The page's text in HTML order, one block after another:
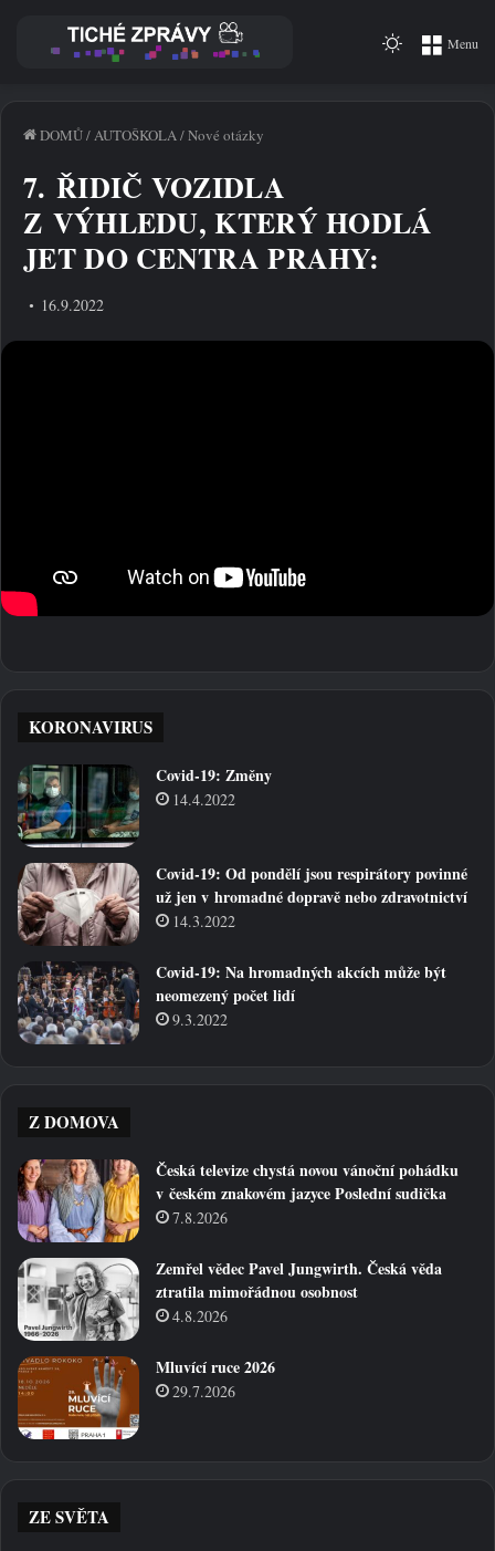
Menu
Switch
DOMŮ/ AUTOŠKOLA /Nové otázky
7. ŘIDIČ VOZIDLA
Z VÝHLEDU, KTERÝ HODLÁ
JET DO CENTRA PRAHY:
16.9.2022
KORONAVIRUS
Covid-19: Změny
14.4.2022
Covid-19: Od pondělí jsou respirátory povinné
už jen v hromadné dopravě nebo zdravotnictví
14.3.2022
Covid-19: Na hromadných akcích může být
neomezený počet lidí
9.3.2022
Z DOMOVA
Česká televize chystá novou vánoční pohádku
v českém znakovém jazyce Poslední sudička
7.8.2026
Zemřel vědec Pavel Jungwirth. Česká věda
ztratila mimořádnou osobnost
4.8.2026
Mluvící ruce 2026
29.7.2026
ZE SVĚTA